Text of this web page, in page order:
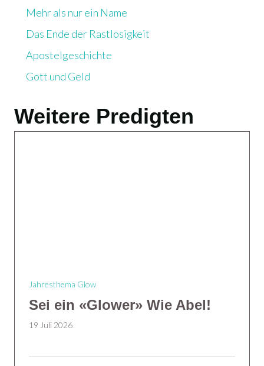
Mehr als nur ein Name
Das Ende der Rastlosigkeit
Apostelgeschichte
Gott und Geld
Weitere Predigten
Jahresthema Glow
Sei ein «Glower» Wie Abel!
19 Juli 2026